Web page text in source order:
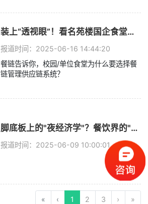
装上“透视眼”！看名苑楼国企食堂如何借力餐链实现库存0盲区、食安0风险
报道时间：2025-06-16 14:44:20
餐链告诉你，校园/单位食堂为什么要选择餐
链管理供应链系统？
脚底板上的"夜经济学"？餐饮界的"卧底"玩家？这家店让年轻人玩明白了！
报道时间：2025-06-09 10:00:01
« ‹ 1 2 3 › »